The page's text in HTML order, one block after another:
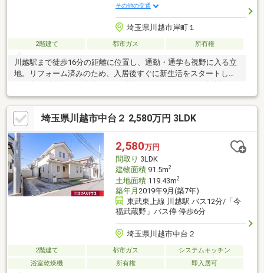
その他の交通
埼玉県川越市岸町１
2階建て 都市ガス 所有権
川越駅まで徒歩16分の距離に位置し、通勤・通学も視野に入る立
地。リフォーム済みのため、入居後すぐに新生活をスタートしや
広さよりも「立地と価格のバランス」を重視する方に適したサイ
ズ感。戸建てならではの独立性を確保しながら、日々の暮らしを
無理なく整えられます。はじめてのマイホームとして検討しやす
い一邸です。
埼玉県川越市中台２ 2,580万円 3LDK
2,580万円
間取り 3LDK
建物面積91.5m2
土地面積119.43m2
築年月 2019年9月(築7年)
東武東上線 川越駅 バス12分/「今
福武蔵野」バス停 停歩6分
埼玉県川越市中台２
2階建て 都市ガス
システムキッチン
浴室乾燥機
所有権 即入居可